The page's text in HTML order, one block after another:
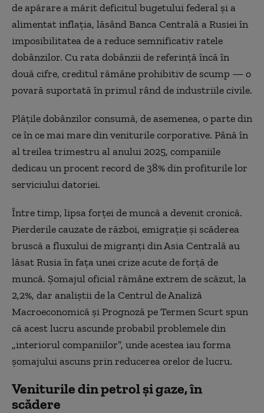
de apărare a mărit deficitul bugetului federal și a
alimentat inflația, lăsând Banca Centrală a Rusiei în
imposibilitatea de a reduce semnificativ ratele
dobânzilor. Cu rata dobânzii de referință încă în
două cifre, creditul rămâne prohibitiv de scump — o
povară suportată în primul rând de industriile civile.
Plățile dobânzilor consumă, de asemenea, o parte din
ce în ce mai mare din veniturile corporative. Până în
al treilea trimestru al anului 2025, companiile
dedicau un procent record de 38% din profiturile lor
serviciului datoriei.
Între timp, lipsa forței de muncă a devenit cronică.
Pierderile cauzate de război, emigrație și scăderea
bruscă a fluxului de migranți din Asia Centrală au
lăsat Rusia în fața unei crize acute de forță de
muncă. Șomajul oficial rămâne extrem de scăzut, la
2,2%, dar analiștii de la Centrul de Analiză
Macroeconomică și Prognoză pe Termen Scurt spun
că acest lucru ascunde probabil problemele din
„interiorul companiilor”, unde acestea iau forma
șomajului ascuns prin reducerea orelor de lucru.
Veniturile din petrol și gaze, în
scădere